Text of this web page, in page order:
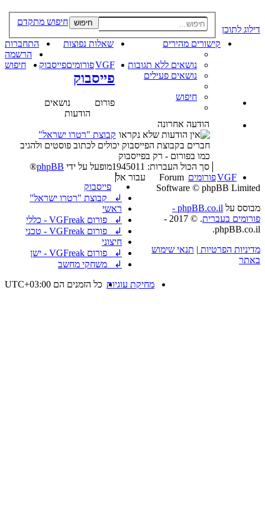
דילוג לתוכן
חיפוש חיפוש מתקדם
קישורים מהירים
נושאים ללא תגובות
נושאים פעילים
חיפוש
שאלות נפוצות
התחברות
הרשמה
VGFפורומיםפייסבוק חיפוש
פייסבוק
פורום
נושאים
הודעות
הודעה אחרונה
קבוצת "רטרו ישראל"
חברים בקבוצת הפייסבוק יכולים לכתוב פוסטים ולהגיב
כמו בפורום - רק בפייסבוק
סך הכול העברות: 1945011
עבור אל
פייסבוק
↲ קבוצת "רטרו ישראל"
ראשי
↲ פורום VGFreak - כללי
↲ פורום VGFreak - טכני
חיצוני
↲ פורום VGFreak - ישן
↲ משחקי מחשב
VGFפורומים
כל הזמנים הם UTC+03:00 מחיקת עוגיות
מופעל על ידי phpBB
®
Forum
Software © phpBB Limited
מבוסס על
phpBB.co.il -
פורומים בעברית
. © 2017 -
phpBB.co.il.
מדיניות הפרטיות | תנאי שימוש
באתר